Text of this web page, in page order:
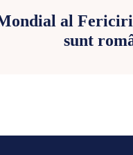
al
sunt